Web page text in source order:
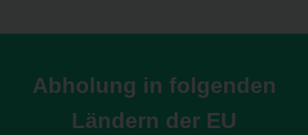
Abholung in folgenden
Ländern der EU